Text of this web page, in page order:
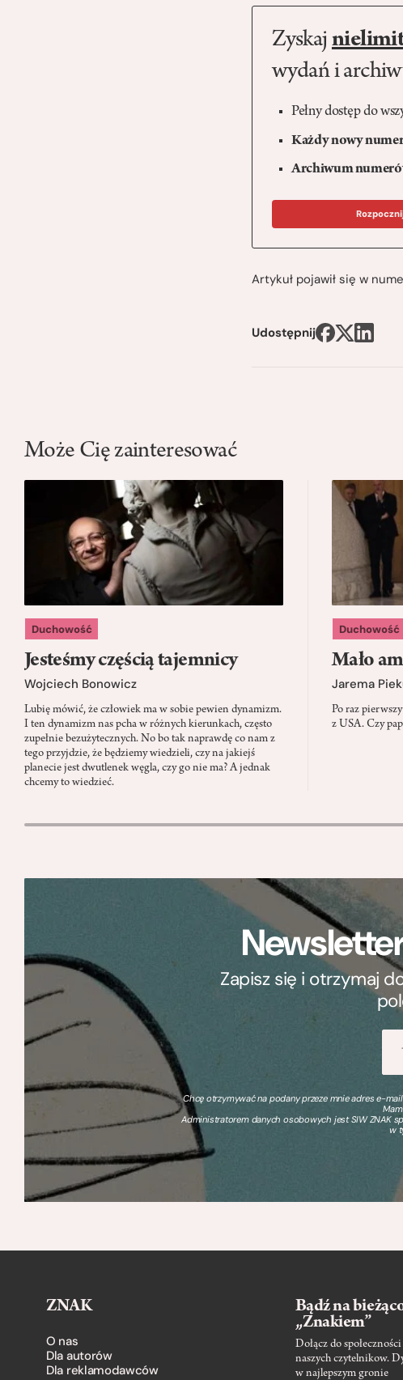
Zyskaj
wydań i
Pełny dostęp do
Każdy nowy
Archiwum
Artykuł pojawił się w
Udostępnij
Może Cię zainteresować
Duchowość
Jesteśmy częścią tajemnicy
Wojciech Bonowicz
Lubię mówić, że człowiek ma w sobie pewien dynamizm.
I ten dynamizm nas pcha w różnych kierunkach, często
zupełnie bezużytecznych. No bo tak naprawdę co nam z
tego przyjdzie, że będziemy wiedzieli, czy na jakiejś
planecie jest dwutlenek węgla, czy go nie ma? A jednak
chcemy to wiedzieć.
Duchowość
Mało
Jarema
Po raz
z USA. Czy
Zapisz się i otrzymaj
Chcę otrzymywać na podany przeze mnie adres e-
Administratorem danych osobowych jest SIW ZNAK
w
ZNAK
O nas
Dla autorów
Dla reklamodawców
Bądź na
„Znakiem”
Dołącz do społeczności
naszych czytelnikow.
w najlepszym gronie